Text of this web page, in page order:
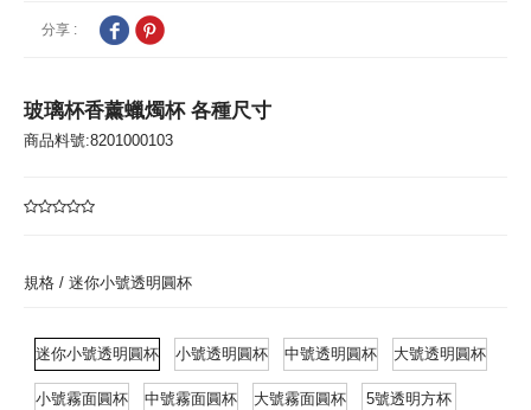
分享 :
玻璃杯香薰蠟燭杯 各種尺寸
商品料號:8201000103
規格 / 迷你小號透明圓杯
迷你小號透明圓杯 小號透明圓杯 中號透明圓杯 大號透明圓杯
小號霧面圓杯 中號霧面圓杯 大號霧面圓杯 5號透明方杯